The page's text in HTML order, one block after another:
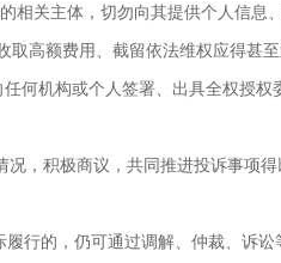
相关主体，切勿向其提供个人信息
取高额费用、截留依法维权应得甚
何机构或个人签署、出具全权授权
，积极商议，共同推进投诉事项得
行的，仍可通过调解、仲裁、诉讼